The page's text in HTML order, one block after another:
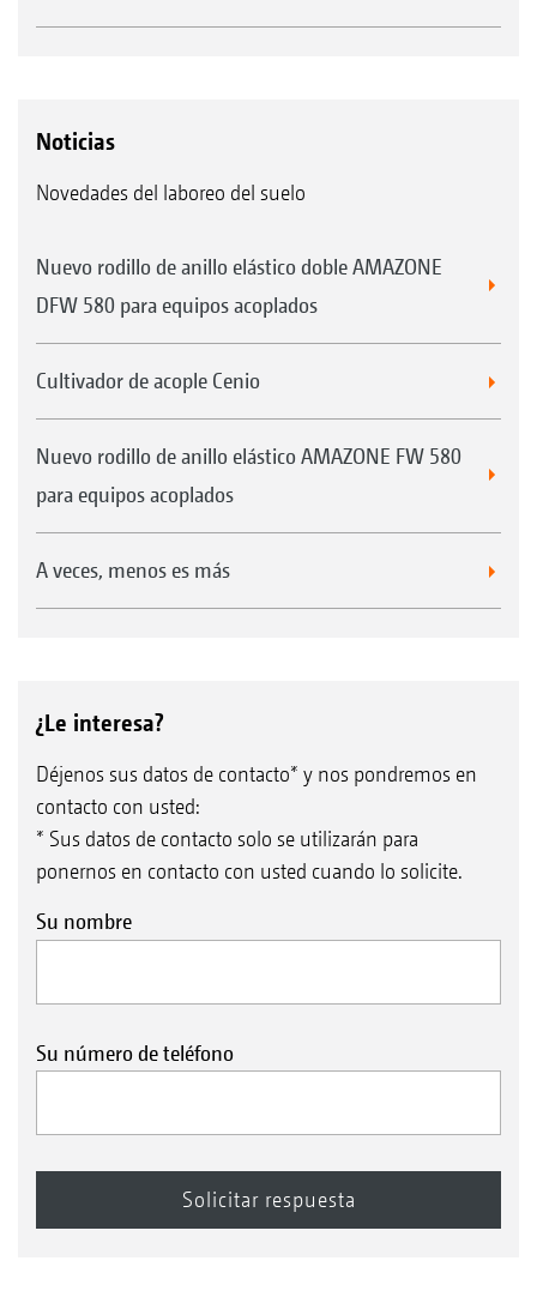
Noticias
Novedades del laboreo del suelo
Nuevo rodillo de anillo elástico doble AMAZONE
DFW 580 para equipos acoplados
Cultivador de acople Cenio
Nuevo rodillo de anillo elástico AMAZONE FW 580
para equipos acoplados
A veces, menos es más
¿Le interesa?
Déjenos sus datos de contacto* y nos pondremos en
contacto con usted:
* Sus datos de contacto solo se utilizarán para
ponernos en contacto con usted cuando lo solicite.
Su nombre
Su número de teléfono